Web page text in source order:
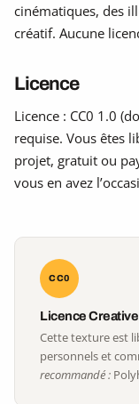
cinématiques, des
créatif. Aucune
Licence
Licence : CC0 1.0
requise. Vous êtes
projet, gratuit ou
vous en avez
CC0
Licence
Cette texture est
personnels et
recommandé :